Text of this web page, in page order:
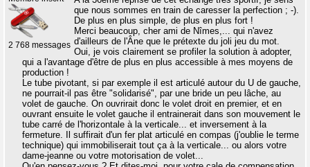
2 768 messages
que nous sommes en train de caresser la perfection ; -).
De plus en plus simple, de plus en plus fort !
Merci beaucoup, cher ami de Nîmes,... qui n'avez
d'ailleurs de l'Âne que le prétexte du joli jeu du mot.
Oui, je vois clairement se profiler la solution à adopter,
qui a l'avantage d'être de plus en plus accessible à mes moyens de
production !
Le tube pivotant, si par exemple il est articulé autour du U de gauche,
ne pourrait-il pas être "solidarisé", par une bride un peu lâche, au
volet de gauche. On ouvrirait donc le volet droit en premier, et en
ouvrant ensuite le volet gauche il entrainerait dans son mouvement le
tube carré de l'horizontale à la verticale... et inversement à la
fermeture. Il suffirait d'un fer plat articulé en compas (j'oublie le terme
technique) qui immobiliserait tout ça à la verticale... ou alors votre
dame-jeanne ou votre motorisation de volet...